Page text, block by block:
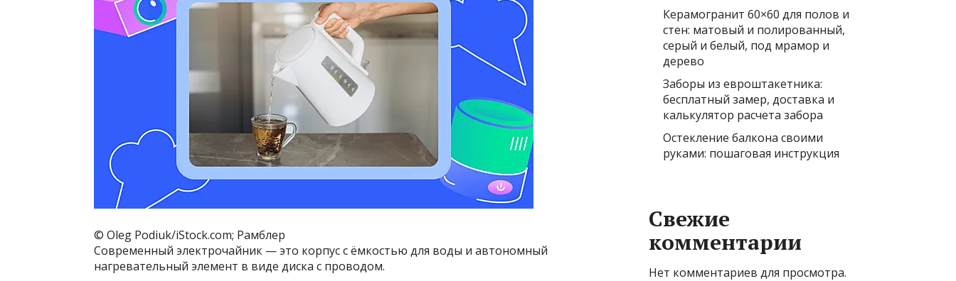
© Oleg Podiuk/iStock.com; Рамблер
Современный электрочайник — это корпус с ёмкостью для воды и автономный
нагревательный элемент в виде диска с проводом.
Керамогранит 60×60 для полов и
стен: матовый и полированный,
серый и белый, под мрамор и
дерево
Заборы из евроштакетника:
бесплатный замер, доставка и
калькулятор расчета забора
Остекление балкона своими
руками: пошаговая инструкция
Свежие
комментарии
Нет комментариев для просмотра.